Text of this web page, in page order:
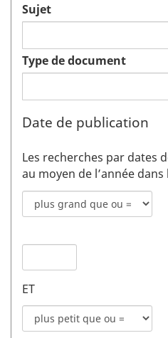
Sujet
Type de document
Date de publication
Les recherches par dates
au moyen de l’année
Mode
de
pour
publication
champs
1
Date
1
ET
Mode
de